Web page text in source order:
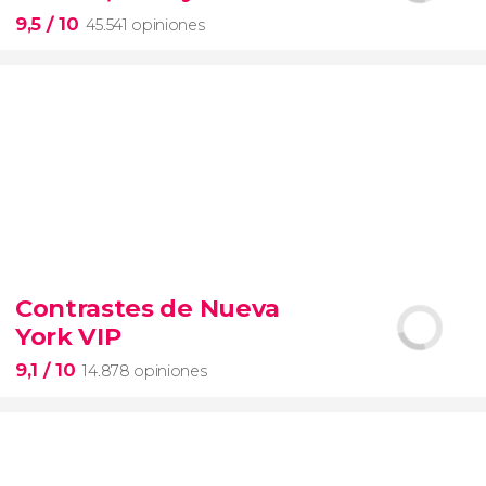
entrada preferente
9,5 / 10 45.541 opiniones
visita guiada por el Coliseo, Foro y Palatino
tour
en español
Contrastes de Nueva
York VIP
9,1 / 10 14.878 opiniones